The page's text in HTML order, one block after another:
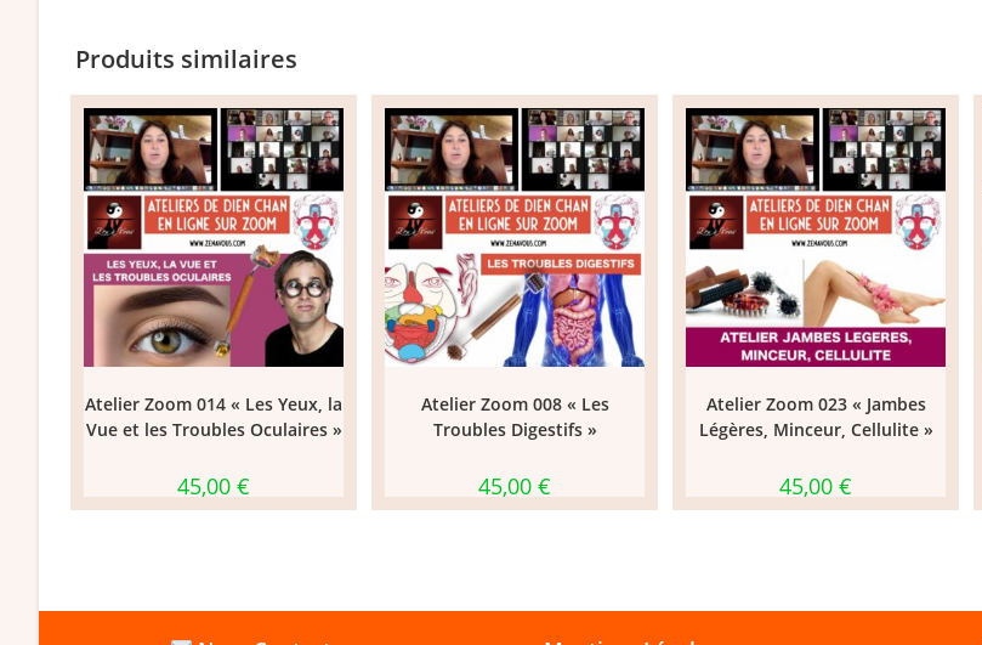
Produits similaires
Atelier Zoom 014 « Les Yeux, la
Vue et les Troubles Oculaires »
45,00 €
Atelier Zoom 008 « Les
Troubles Digestifs »
45,00 €
Atelier Zoom 023 « Jambes
Légères, Minceur, Cellulite »
45,00 €